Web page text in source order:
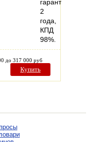
гарантия
2
года,
КПД
98%.
до 317 000 руб
Купить